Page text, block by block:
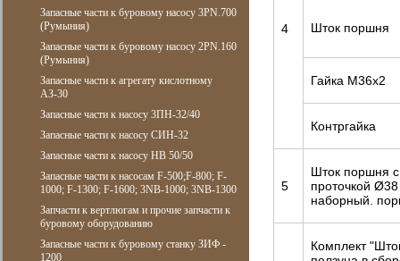
Запасные части к буровому насосу 3PN.700
(Румыния)
Запасные части к буровому насосу 2PN.160
(Румыния)
Запасные части к агрегату кислотному
АЗ-30
Запасные части к насосу 3ПН-32/40
Запасные части к насосу СИН-32
Запасные части к насосу НВ 50/50
Запасные части к насосам F-500;F-800; F-
1000; F-1300; F-1600; 3NB-1000; 3NB-1300
Запчасти к вертлюгам и прочие запчасти к
буровому оборудованию
Запасные части к буровому станку ЗИФ -
1200
4 Шток поршня
Гайка М36х2
Контргайка
5
Шток поршня с
проточкой
наборный.
Комплект